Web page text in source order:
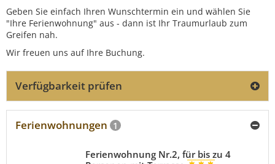
Geben Sie einfach Ihren Wunschtermin ein und wählen Sie
"Ihre Ferienwohnung" aus - dann ist Ihr Traumurlaub zum
Greifen nah.
Wir freuen uns auf Ihre Buchung.
Verfügbarkeit prüfen
Ferienwohnungen 1
Ferienwohnung Nr.2, für bis zu 4